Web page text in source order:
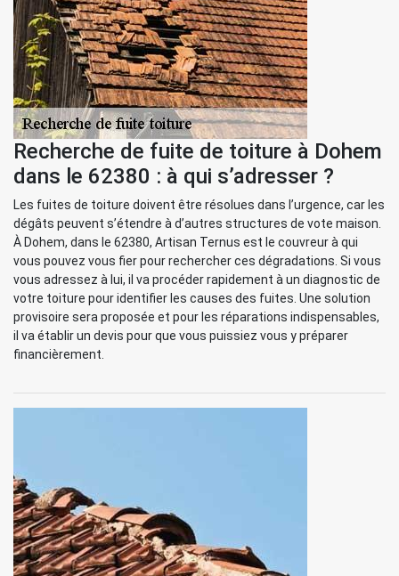
Recherche de fuite de toiture à Dohem
dans le 62380 : à qui s’adresser ?
Les fuites de toiture doivent être résolues dans l’urgence, car les
dégâts peuvent s’étendre à d’autres structures de vote maison.
À Dohem, dans le 62380, Artisan Ternus est le couvreur à qui
vous pouvez vous fier pour rechercher ces dégradations. Si vous
vous adressez à lui, il va procéder rapidement à un diagnostic de
votre toiture pour identifier les causes des fuites. Une solution
provisoire sera proposée et pour les réparations indispensables,
il va établir un devis pour que vous puissiez vous y préparer
financièrement.